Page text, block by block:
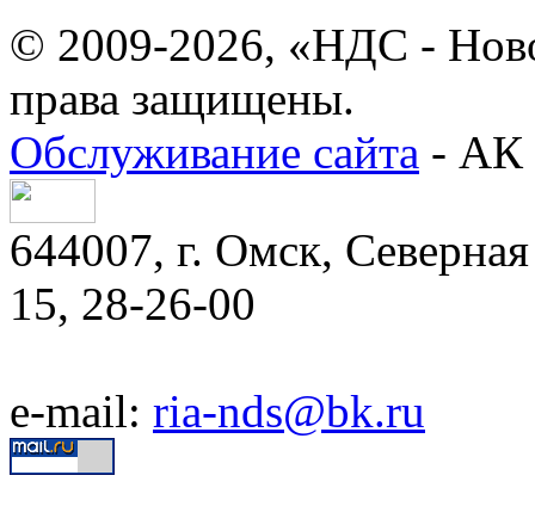
© 2009-2026, «НДС -
права защищены.
Обслуживание сайта - АК
644007, г. Омск,
15, 28-26-00
e-mail: ria-nds@bk.ru